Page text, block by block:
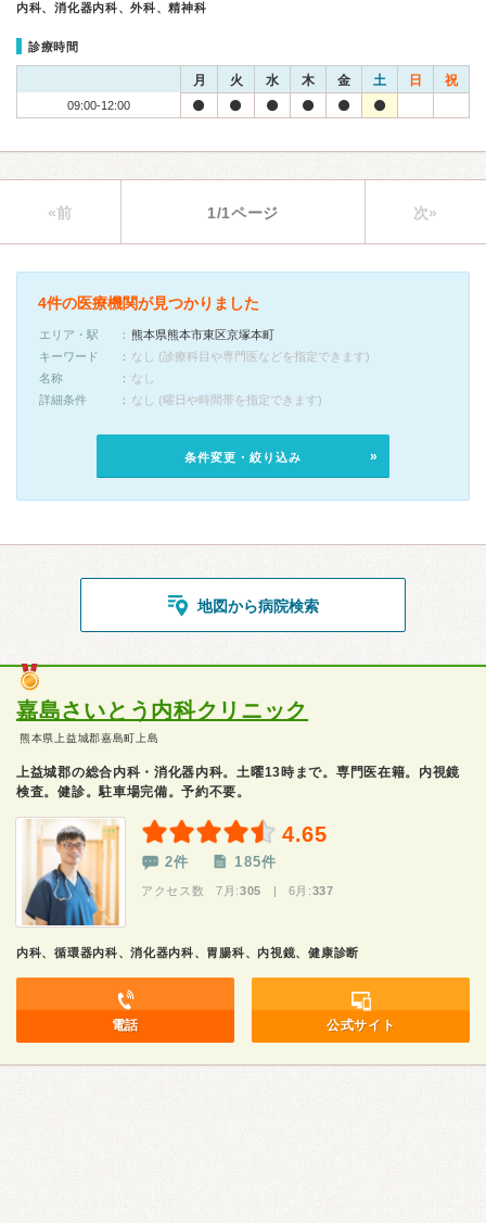
内科、消化器内科、外科、精神科
診療時間
月 火 水 木 金 土 日 祝
09:00-12:00
«前 1/1ページ 次»
4件の医療機関が見つかりました
エリア・駅
熊本県熊本市東区京塚本町
キーワード
なし (診療科目や専門医などを指定できます)
名称
なし
詳細条件
なし (曜日や時間帯を指定できます)
条件変更・絞り込み
地図から病院検索
嘉島さいとう内科クリニック
熊本県上益城郡嘉島町上島
上益城郡の総合内科・消化器内科。土曜13時まで。専門医在籍。内視鏡
検査。健診。駐車場完備。予約不要。
4.65
2件 185件
アクセス数 7月:305 | 6月:337
内科、循環器内科、消化器内科、胃腸科、内視鏡、健康診断
電話 公式サイト